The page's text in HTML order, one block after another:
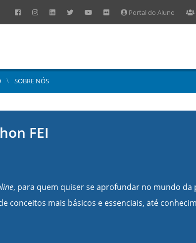
Portal do Aluno
SOBRE NÓS
FEI
, para quem quiser se aprofundar no mundo da
conceitos mais básicos e essenciais, até